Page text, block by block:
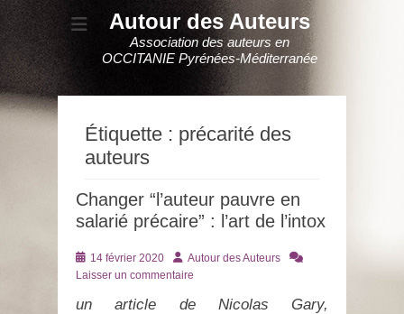
Autour des Auteurs
Association des auteurs en
OCCITANIE Pyrénées-Méditerranée
Étiquette : précarité des
auteurs
Changer “l’auteur pauvre en
salarié précaire” : l’art de l’intox
Posté
le
14 février 2020 AuteurAutour des Auteurs
Laisser un commentaire
un article de Nicolas Gary,